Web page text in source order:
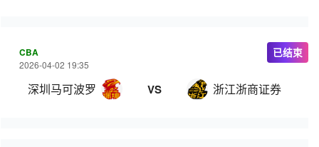
CBA
2026-04-02 19:35
深圳马可波罗 VS 浙江浙商证券
已结束